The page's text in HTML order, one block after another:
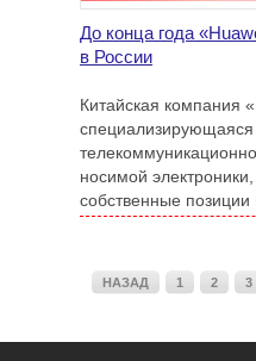
До конца года
в России
Китайская компания
специализирующаяся
носимой
собственные
НАЗАД 1 2 3